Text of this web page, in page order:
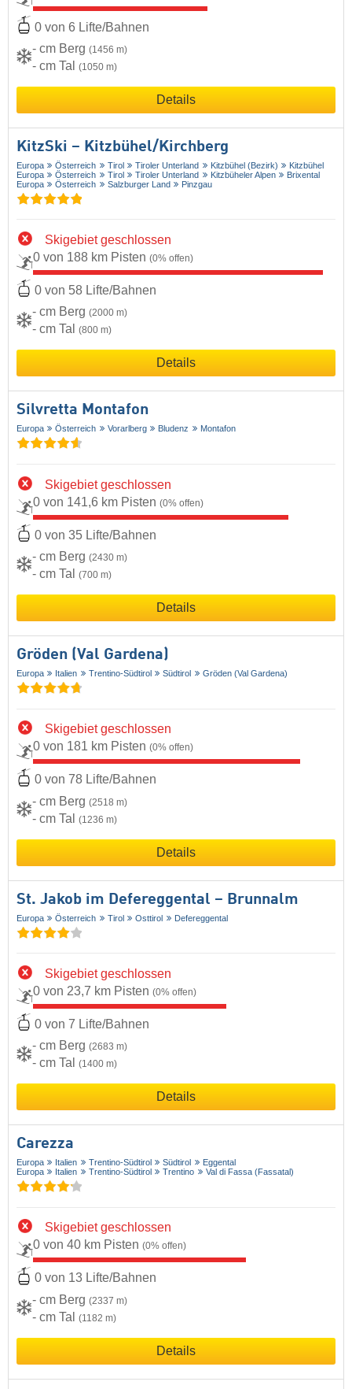
0 von 6 Lifte/Bahnen
- cm Berg (1456 m)
- cm Tal (1050 m)
Details
KitzSki – Kitzbühel/​Kirchberg
Europa Österreich Tirol Tiroler Unterland Kitzbühel (Bezirk)
Kitzbühel
Europa
Österreich Tirol Tiroler Unterland Kitzbüheler Alpen
Brixental
Europa
Österreich Salzburger Land Pinzgau
Skigebiet geschlossen
0 von 188 km Pisten (0% offen)
0 von 58 Lifte/Bahnen
- cm Berg (2000 m)
- cm Tal (800 m)
Details
Silvretta Montafon
Europa Österreich Vorarlberg Bludenz Montafon
Skigebiet geschlossen
0 von 141,6 km Pisten (0% offen)
0 von 35 Lifte/Bahnen
- cm Berg (2430 m)
- cm Tal (700 m)
Details
Gröden (Val Gardena)
Europa Italien Trentino-Südtirol Südtirol Gröden (Val Gardena)
Skigebiet geschlossen
0 von 181 km Pisten (0% offen)
0 von 78 Lifte/Bahnen
- cm Berg (2518 m)
- cm Tal (1236 m)
Details
St. Jakob im Defereggental – Brunnalm
Europa Österreich Tirol Osttirol Defereggental
Skigebiet geschlossen
0 von 23,7 km Pisten (0% offen)
0 von 7 Lifte/Bahnen
- cm Berg (2683 m)
- cm Tal (1400 m)
Details
Carezza
Europa Italien Trentino-Südtirol Südtirol
Eggental
Europa
Italien Trentino-Südtirol Trentino Val di Fassa (Fassatal)
Skigebiet geschlossen
0 von 40 km Pisten (0% offen)
0 von 13 Lifte/Bahnen
- cm Berg (2337 m)
- cm Tal (1182 m)
Details